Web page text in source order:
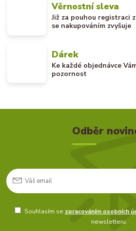
Věrnostní sleva
Již za pouhou registraci
se nakupováním zvyšuje
Dárek
Ke každé objednávce
pozornost
Odběr
Souhlasím se zpracováním osobních
newsletteru.